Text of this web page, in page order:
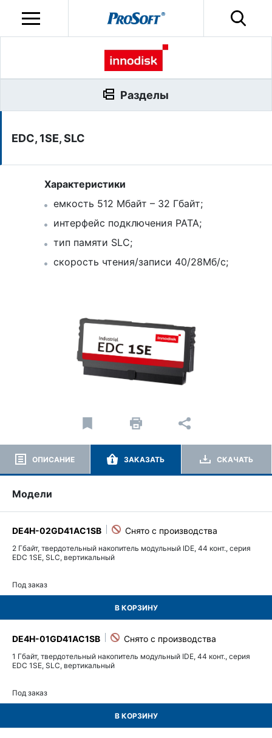
EDC, 1SE, SLC
Характеристики
емкость 512 Мбайт – 32 Гбайт;
интерфейс подключения PATA;
тип памяти SLC;
скорость чтения/записи 40/28Мб/с;
ОПИСАНИЕ ЗАКАЗАТЬ СКАЧАТЬ
Модели
DE4H-02GD41AC1SB
2 Гбайт, твердотельный накопитель модульный IDE, 44 конт., серия
EDC 1SE, SLC, вертикальный
Под заказ
В КОРЗИНУ
DE4H-01GD41AC1SB
1 Гбайт, твердотельный накопитель модульный IDE, 44 конт., серия
EDC 1SE, SLC, вертикальный
Под заказ
В КОРЗИНУ
Разделы